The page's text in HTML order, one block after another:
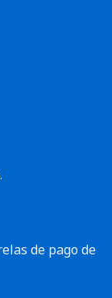
de pago de